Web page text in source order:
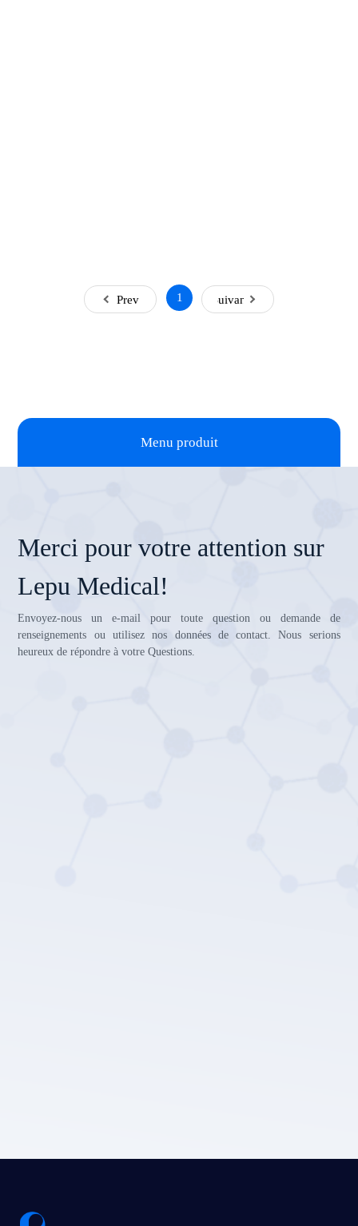
Prev 1 Suivant
Menu produit
Merci pour votre attention sur
Lepu Medical!
Envoyez-nous un e-mail pour toute question ou demande de
renseignements ou utilisez nos données de contact. Nous serions
heureux de répondre à votre Questions.